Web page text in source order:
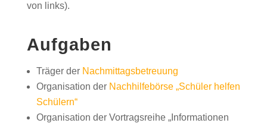
von links).
Aufgaben
Träger der Nachmittagsbetreuung
Organisation der Nachhilfebörse „Schüler helfen
Schülern“
Organisation der Vortragsreihe „Informationen